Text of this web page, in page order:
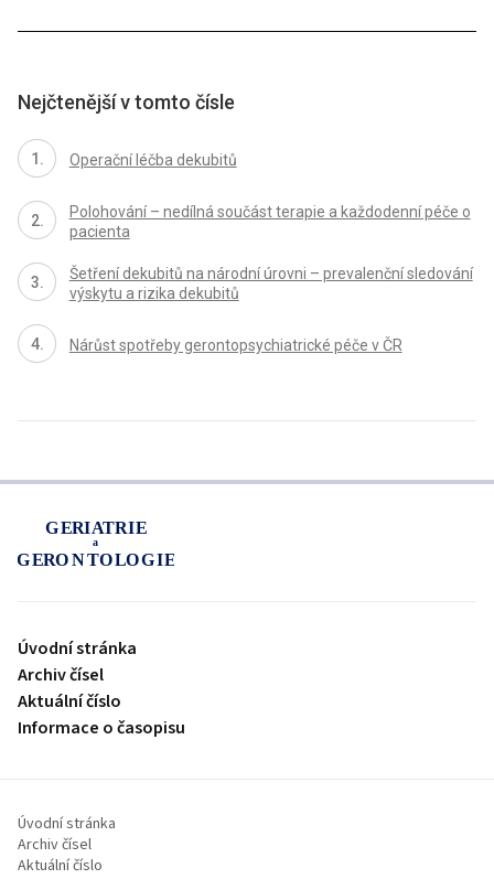
Nejčtenější v tomto čísle
Operační léčba dekubitů
Polohování – nedílná součást terapie a každodenní péče o
pacienta
Šetření dekubitů na národní úrovni – prevalenční sledování
výskytu a rizika dekubitů
Nárůst spotřeby gerontopsychiatrické péče v ČR
Úvodní stránka
Archiv čísel
Aktuální číslo
Informace o časopisu
Úvodní stránka
Archiv čísel
Aktuální číslo